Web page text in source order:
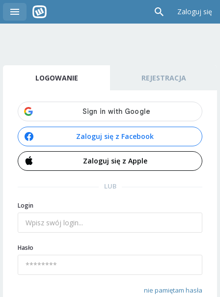
Zaloguj się
LOGOWANIE REJESTRACJA
Zaloguj się z Facebook
Zaloguj się z Apple
LUB
Login
Hasło
nie pamiętam hasła